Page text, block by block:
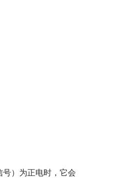
）为正电时，它会